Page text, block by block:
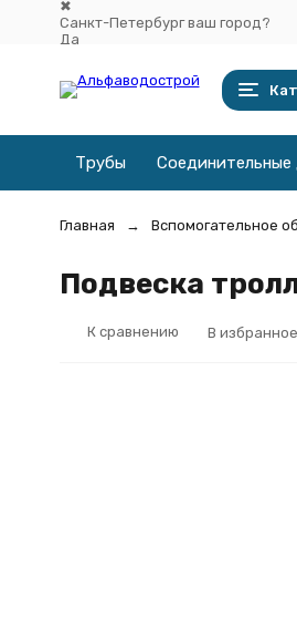
✖
Санкт-Петербург ваш город?
Да
Трубы Соединительные
Главная Вспомогательное
Подвеска
К сравнению В избранное